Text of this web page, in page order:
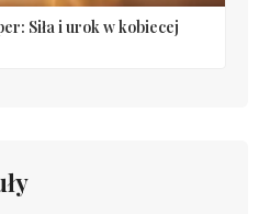
Siła i urok w kobiecej